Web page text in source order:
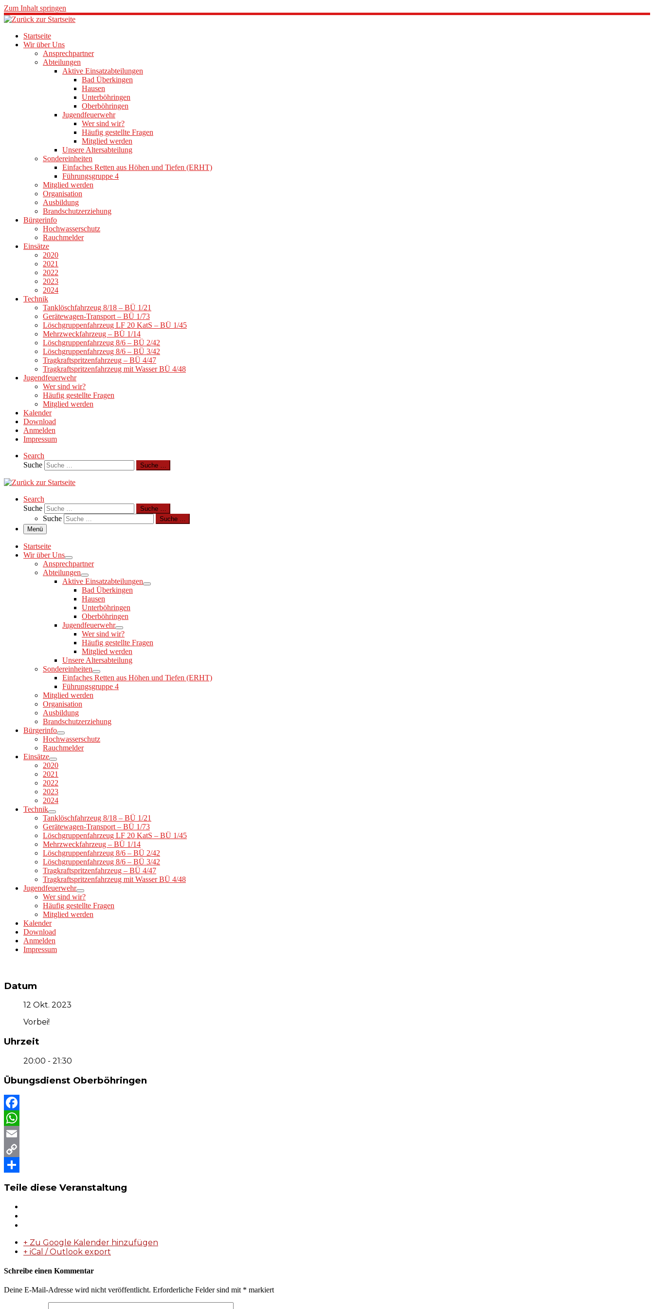
Zum Inhalt springen
Startseite
Wir über Uns
Ansprechpartner
Abteilungen
Aktive Einsatzabteilungen
Bad Überkingen
Hausen
Unterböhringen
Oberböhringen
Jugendfeuerwehr
Wer sind wir?
Häufig gestellte Fragen
Mitglied werden
Unsere Altersabteilung
Sondereinheiten
Einfaches Retten aus Höhen und Tiefen (ERHT)
Führungsgruppe 4
Mitglied werden
Organisation
Ausbildung
Brandschutzerziehung
Bürgerinfo
Hochwasserschutz
Rauchmelder
Einsätze
2020
2021
2022
2023
2024
Technik
Tanklöschfahrzeug 8/18 – BÜ 1/21
Gerätewagen-Transport – BÜ 1/73
Löschgruppenfahrzeug LF 20 KatS – BÜ 1/45
Mehrzweckfahrzeug – BÜ 1/14
Löschgruppenfahrzeug 8/6 – BÜ 2/42
Löschgruppenfahrzeug 8/6 – BÜ 3/42
Tragkraftspritzenfahrzeug – BÜ 4/47
Tragkraftspritzenfahrzeug mit Wasser BÜ 4/48
Jugendfeuerwehr
Wer sind wir?
Häufig gestellte Fragen
Mitglied werden
Kalender
Download
Anmelden
Impressum
Search
Suche
Suche …
Search
Suche
Suche …
Suche
Suche …
Menü
Startseite
Wir über Uns
Ansprechpartner
Abteilungen
Aktive Einsatzabteilungen
Bad Überkingen
Hausen
Unterböhringen
Oberböhringen
Jugendfeuerwehr
Wer sind wir?
Häufig gestellte Fragen
Mitglied werden
Unsere Altersabteilung
Sondereinheiten
Einfaches Retten aus Höhen und Tiefen (ERHT)
Führungsgruppe 4
Mitglied werden
Organisation
Ausbildung
Brandschutzerziehung
Bürgerinfo
Hochwasserschutz
Rauchmelder
Einsätze
2020
2021
2022
2023
2024
Technik
Tanklöschfahrzeug 8/18 – BÜ 1/21
Gerätewagen-Transport – BÜ 1/73
Löschgruppenfahrzeug LF 20 KatS – BÜ 1/45
Mehrzweckfahrzeug – BÜ 1/14
Löschgruppenfahrzeug 8/6 – BÜ 2/42
Löschgruppenfahrzeug 8/6 – BÜ 3/42
Tragkraftspritzenfahrzeug – BÜ 4/47
Tragkraftspritzenfahrzeug mit Wasser BÜ 4/48
Jugendfeuerwehr
Wer sind wir?
Häufig gestellte Fragen
Mitglied werden
Kalender
Download
Anmelden
Impressum
Datum
12 Okt. 2023
Vorbei!
Uhrzeit
20:00 - 21:30
Übungsdienst Oberböhringen
Facebook
WhatsApp
Email
Copy
Teile diese Veranstaltung
+ Zu Google Kalender hinzufügen
+ iCal / Outlook export
Schreibe einen Kommentar
Deine E-Mail-Adresse wird nicht veröffentlicht. Erforderliche Felder sind mit * markiert